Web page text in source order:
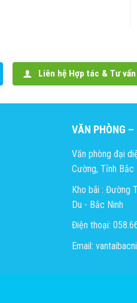
Liên hệ Hợp tác & Tư
VĂN PHÒNG –
Văn phòng đại
Cường, Tỉnh Bắc
Kho bãi : Đường
Du - Bắc Ninh
Điện thoại:
Email: